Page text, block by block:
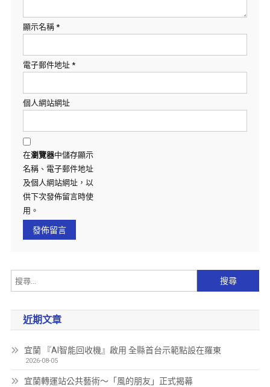
顯示名稱 *
電子郵件地址 *
個人網站網址
在瀏覽器中儲存顯示
名稱、電子郵件地址
及個人網站網址，以
供下次發佈留言時使
用。
近期文章
宜蘭 『AI智能回收機』啟用 全縣首台示範點設在羅東
2026-08-05
宜蘭轉運站公共藝術～「風的朋友」正式揭幕